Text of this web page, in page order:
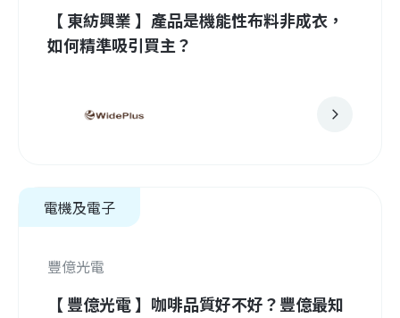
【 東紡興業 】產品是機能性布料非成衣，
如何精準吸引買主？
電機及電子
豐億光電
【 豐億光電 】咖啡品質好不好？豐億最知